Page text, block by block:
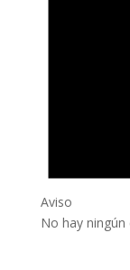
Aviso
No hay